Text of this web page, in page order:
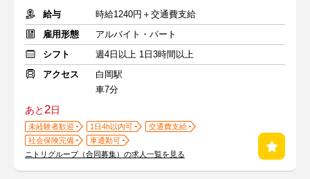
給与
時給1240円＋交通費支給
雇用形態
アルバイト・パート
シフト
週4日以上 1日3時間以上
アクセス
白岡駅
車7分
あと2日
未経験者歓迎 1日4h以内可
交通費支給
社会保険完備
車通勤可
ニトリグループ（合同募集）の求人一覧を見る